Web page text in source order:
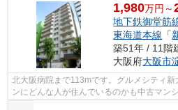
1,980万円～
地下鉄御堂筋
東海道本線 「
築51年 / 11階
大阪府大阪市
北大阪病院まで113mです。グルメシティ
ンにどんな人が住んでいるのかも中古マン